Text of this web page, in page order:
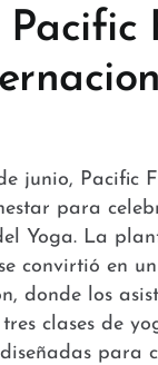
Tiendas y
Hospital y Salud
Noticias
Contacto
FAQ
Pacific
junio, Pacific
para
Yoga. La
convirtió en
donde los
clases de
para